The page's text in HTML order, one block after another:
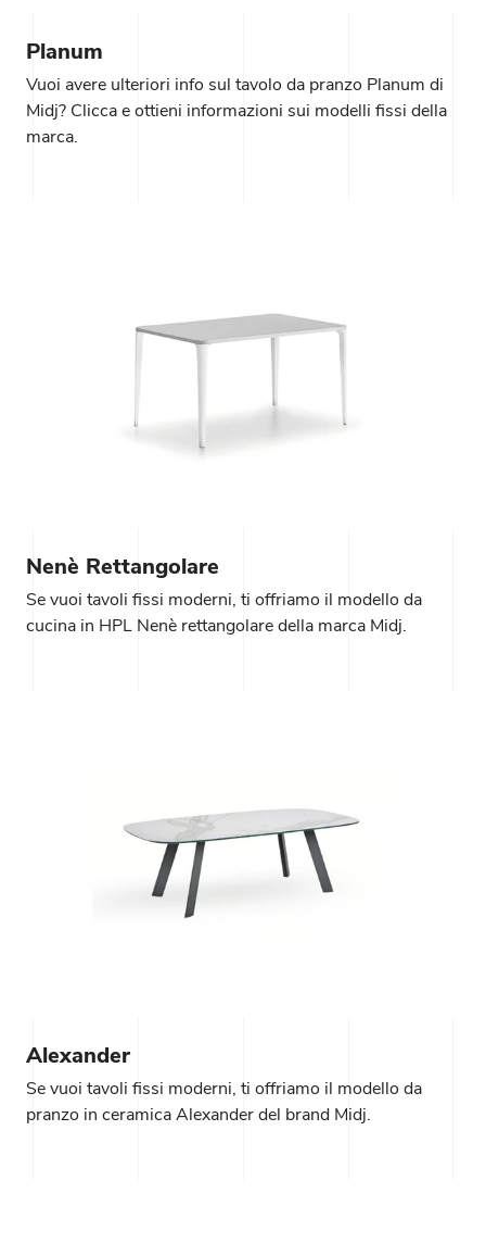
Planum
Vuoi avere ulteriori info sul tavolo da pranzo Planum di
Midj? Clicca e ottieni informazioni sui modelli fissi della
marca.
Nenè Rettangolare
Se vuoi tavoli fissi moderni, ti offriamo il modello da
cucina in HPL Nenè rettangolare della marca Midj.
Alexander
Se vuoi tavoli fissi moderni, ti offriamo il modello da
pranzo in ceramica Alexander del brand Midj.